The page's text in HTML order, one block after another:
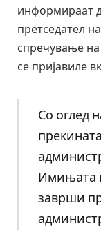
информираат
претседател
спречување
се пријавиле
Со оглед
Имињата
заврши